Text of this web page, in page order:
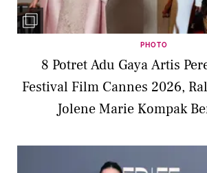
PHOTO
8 Potret Adu Gaya Artis
Festival Film Cannes 2026,
Jolene Marie Kompak